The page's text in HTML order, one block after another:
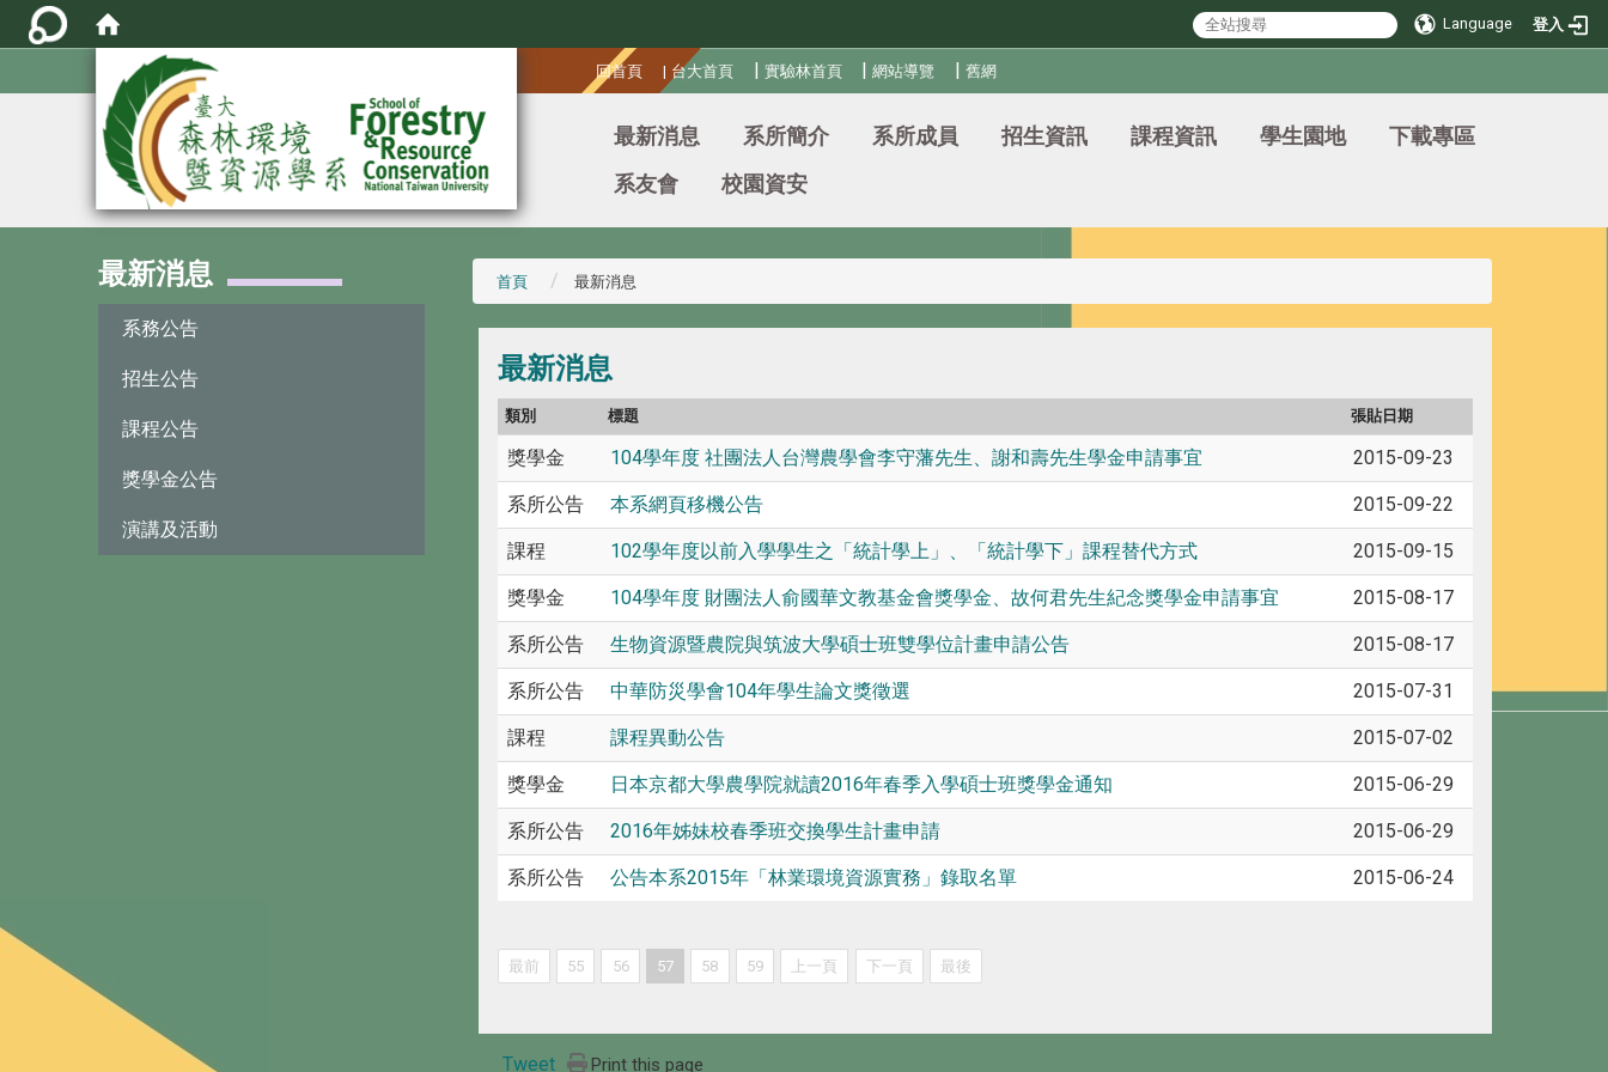
Language 登入
回首頁 | 台大首頁 | 實驗林首頁 |網站導覽 |舊網
最新消息 系所簡介 系所成員 招生資訊 課程資訊 學生園地
下載專區
系友會
校園資安
最新消息
系務公告
招生公告
課程公告
獎學金公告
演講及活動
首頁 最新消息
最新消息
類別 標題 張貼日期
獎學金 104學年度 社團法人台灣農學會李守藩先生、謝和壽先生學金申請事宜 2015-09-23
系所公告 本系網頁移機公告 2015-09-22
課程 102學年度以前入學學生之「統計學上」、「統計學下」課程替代方式 2015-09-15
獎學金 104學年度 財團法人俞國華文教基金會獎學金、故何君先生紀念獎學金申請事宜 2015-08-17
系所公告 生物資源暨農院與筑波大學碩士班雙學位計畫申請公告 2015-08-17
系所公告 中華防災學會104年學生論文獎徵選 2015-07-31
課程 課程異動公告 2015-07-02
獎學金 日本京都大學農學院就讀2016年春季入學碩士班獎學金通知 2015-06-29
系所公告 2016年姊妹校春季班交換學生計畫申請 2015-06-29
系所公告 公告本系2015年「林業環境資源實務」錄取名單 2015-06-24
最前 55 56 57 58 59 上一頁 下一頁 最後
Tweet Print this page